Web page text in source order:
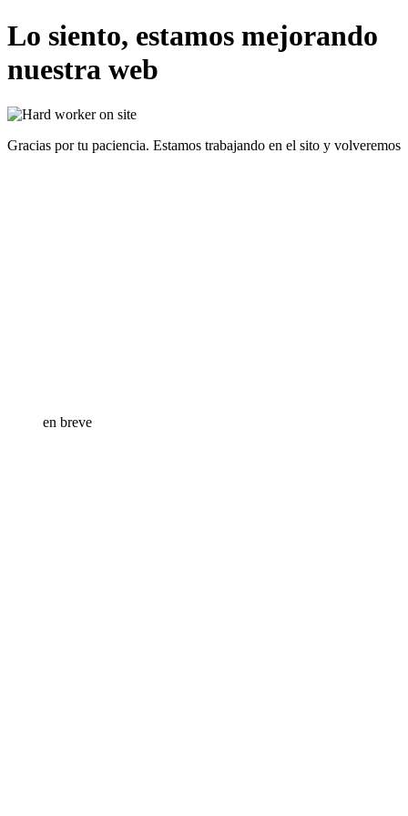
Lo siento, estamos mejorando
nuestra web
Gracias por tu paciencia. Estamos trabajando en el sito y volveremos
en breve